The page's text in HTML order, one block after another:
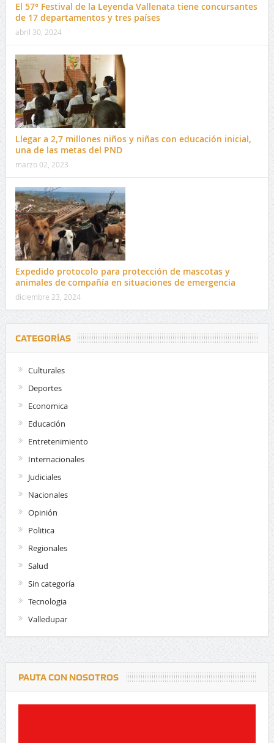
El 57° Festival de la Leyenda Vallenata tiene concursantes
de 17 departamentos y tres países
abril 30, 2024
Llegar a 2,7 millones niños y niñas con educación inicial,
una de las metas del PND
marzo 02, 2023
Expedido protocolo para protección de mascotas y
animales de compañía en situaciones de emergencia
diciembre 23, 2024
CATEGORÍAS
Culturales
Deportes
Economica
Educación
Entretenimiento
Internacionales
Judiciales
Nacionales
Opinión
Politica
Regionales
Salud
Sin categoría
Tecnologia
Valledupar
PAUTA CON NOSOTROS